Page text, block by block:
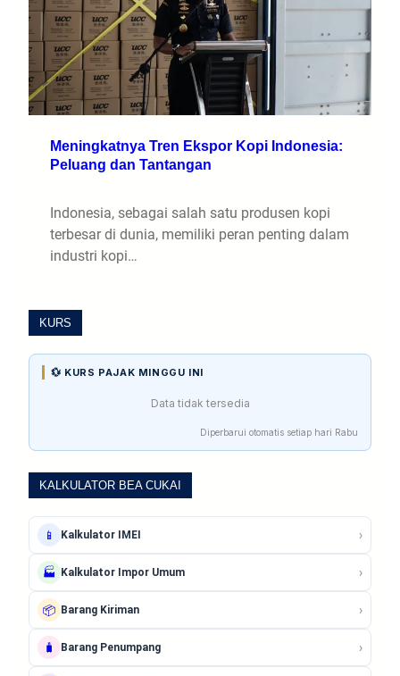
Meningkatnya Tren Ekspor Kopi Indonesia:
Peluang dan Tantangan
Indonesia, sebagai salah satu produsen kopi
terbesar di dunia, memiliki peran penting dalam
industri kopi…
KURS
💱 KURS PAJAK MINGGU INI
Data tidak tersedia
Diperbarui otomatis setiap hari Rabu
KALKULATOR BEA CUKAI
📱 Kalkulator IMEI ›
🏭 Kalkulator Impor Umum ›
📦 Barang Kiriman ›
🧳 Barang Penumpang ›